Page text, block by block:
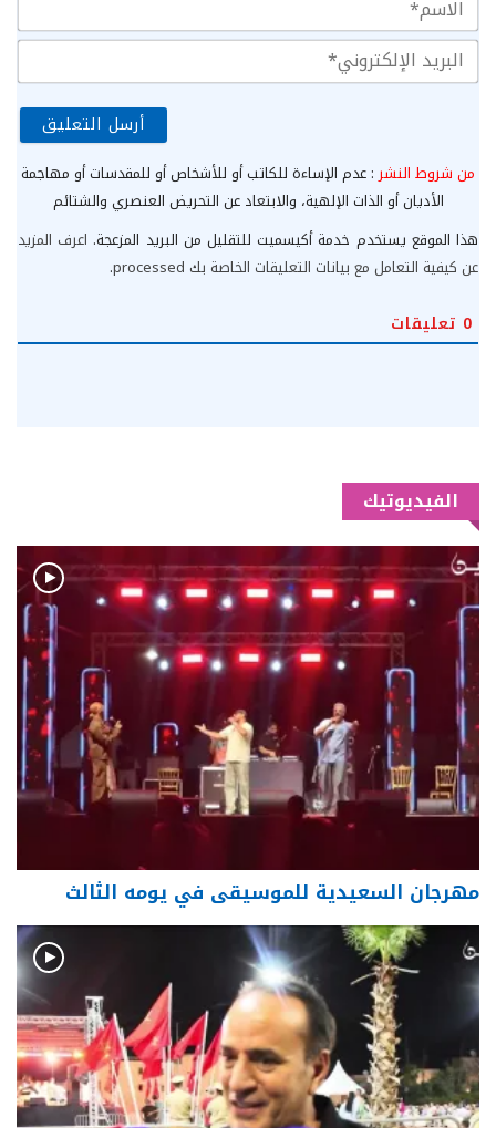
من شروط النشر : عدم الإساءة للكاتب أو للأشخاص أو للمقدسات أو مهاجمة
الأديان أو الذات الإلهية، والابتعاد عن التحريض العنصري والشتائم
هذا الموقع يستخدم خدمة أكيسميت للتقليل من البريد المزعجة. اعرف المزيد
عن كيفية التعامل مع بيانات التعليقات الخاصة بك processed
.
0 تعليقات
الفيديوتيك
مهرجان السعيدية للموسيقى في يومه الثالث